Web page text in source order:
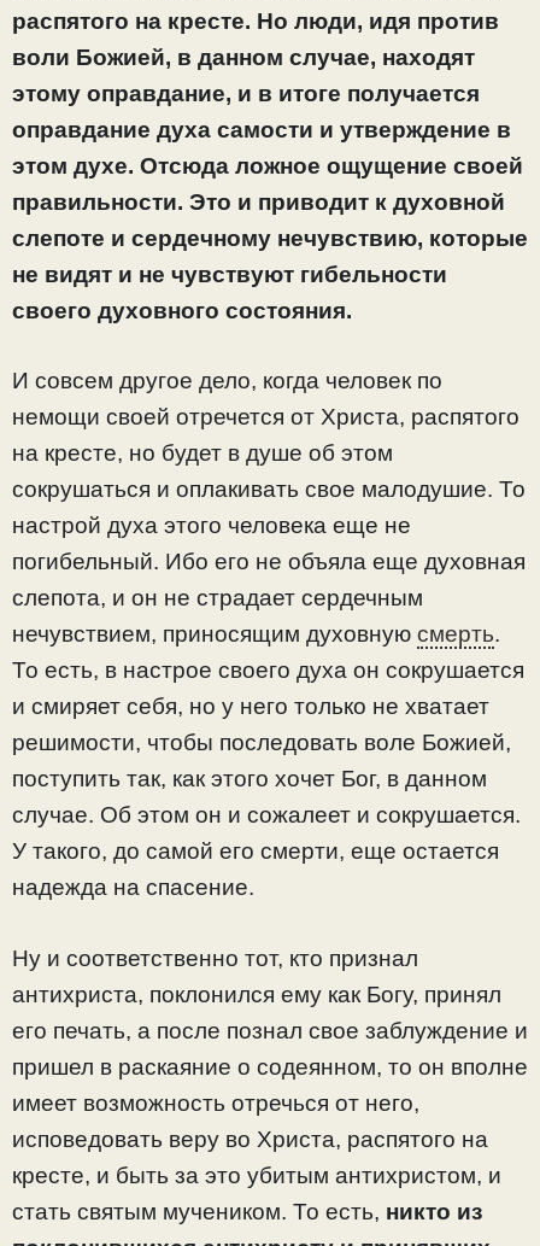
распятого на кресте. Но люди, идя против
воли Божией, в данном случае, находят
этому оправдание, и в итоге получается
оправдание духа самости и утверждение в
этом духе. Отсюда ложное ощущение своей
правильности. Это и приводит к духовной
слепоте и сердечному нечувствию, которые
не видят и не чувствуют гибельности
своего духовного состояния.
И совсем другое дело, когда человек по
немощи своей отречется от Христа, распятого
на кресте, но будет в душе об этом
сокрушаться и оплакивать свое малодушие. То
настрой духа этого человека еще не
погибельный. Ибо его не объяла еще духовная
слепота, и он не страдает сердечным
нечувствием, приносящим духовную смерть.
То есть, в настрое своего духа он сокрушается
и смиряет себя, но у него только не хватает
решимости, чтобы последовать воле Божией,
поступить так, как этого хочет Бог, в данном
случае. Об этом он и сожалеет и сокрушается.
У такого, до самой его смерти, еще остается
надежда на спасение.
Ну и соответственно тот, кто признал
антихриста, поклонился ему как Богу, принял
его печать, а после познал свое заблуждение и
пришел в раскаяние о содеянном, то он вполне
имеет возможность отречься от него,
исповедовать веру во Христа, распятого на
кресте, и быть за это убитым антихристом, и
стать святым мучеником. То есть, никто из